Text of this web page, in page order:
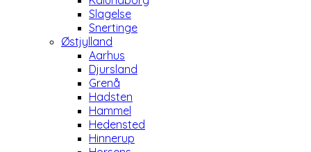
Slagelse
Snertinge
Østjylland
Aarhus
Djursland
Grenå
Hadsten
Hammel
Hedensted
Hinnerup